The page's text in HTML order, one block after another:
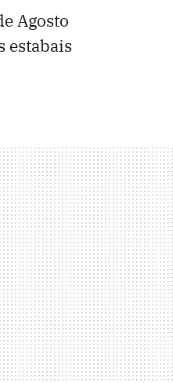
Agosto
estabais